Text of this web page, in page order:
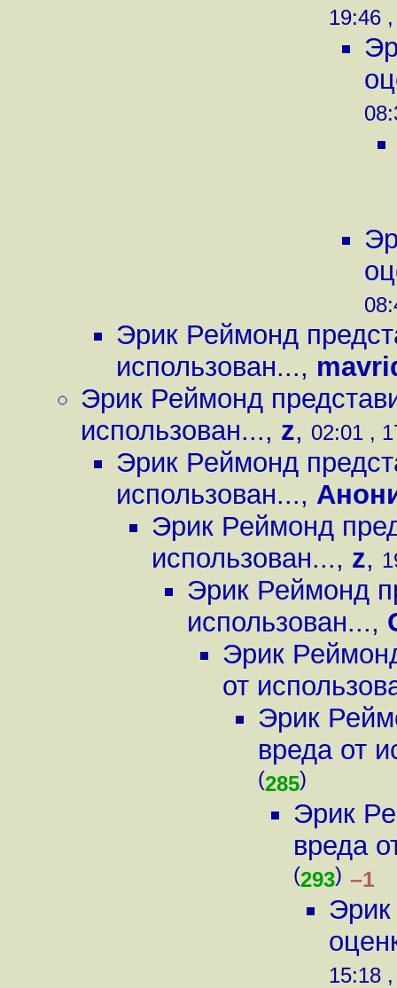
19:46
Эрик Реймонд
использован...,
Эрик Реймонд
использован..., z, 02:01 ,
Эрик Реймонд
использован...,
Эрик Реймонд
использован..., z,
Эрик Реймонд
использован...,
Эрик
от
Эрик
вреда от
(285)
Эрик
вреда
(293) –1
Эрик
15:18